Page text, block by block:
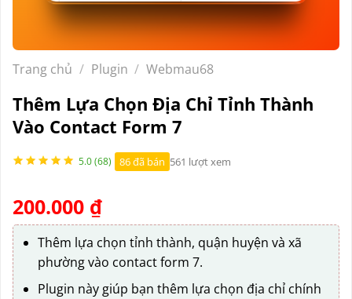
Trang chủ / Plugin / Webmau68
Thêm Lựa Chọn Địa Chỉ Tỉnh Thành
Vào Contact Form 7
5.0 (68) 86 đã bán 561 lượt xem
200.000 ₫
Thêm lựa chọn tỉnh thành, quận huyện và xã
phường vào contact form 7.
Plugin này giúp bạn thêm lựa chọn địa chỉ chính